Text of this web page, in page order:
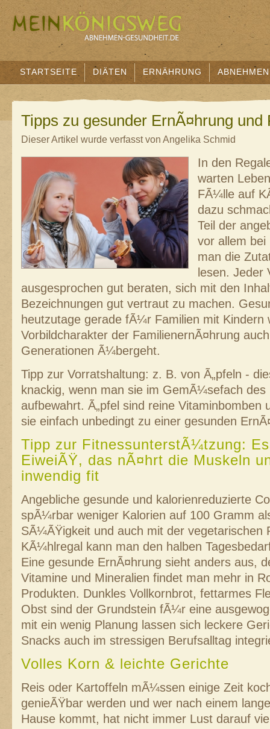
STARTSEITE DIÄTEN ERNÄHRUNG ABNEHMEN
Tipps zu gesunder ErnÃ¤hrung und
Dieser Artikel wurde verfasst von Angelika Schmid
In den
warten
FÃ¼lle auf
dazu
Teil der
vor allem bei
man die
lesen. Jeder
ausgesprochen gut beraten, sich mit den
Bezeichnungen gut vertraut zu machen.
heutzutage gerade fÃ¼r Familien mit Kindern
Vorbildcharakter der FamilienernÃ¤hrung
Generationen Ã¼bergeht.
Tipp zur Vorratshaltung: z. B. von Ã„pfeln -
knackig, wenn man sie im GemÃ¼sefach
aufbewahrt. Ã„pfel sind reine Vitaminbomben
sie einfach unbedingt zu einer gesunden
Tipp zur FitnessunterstÃ¼tzung:
EiweiÃŸ, das nÃ¤hrt die Muskeln
inwendig fit
Angebliche gesunde und kalorienreduzierte
spÃ¼rbar weniger Kalorien auf 100 Gramm
SÃ¼ÃŸigkeit und auch mit der vegetarischen
KÃ¼hlregal kann man den halben
Eine gesunde ErnÃ¤hrung sieht anders aus,
Vitamine und Mineralien findet man mehr in
Produkten. Dunkles Vollkornbrot, fettarmes
Obst sind der Grundstein fÃ¼r eine
mit ein wenig Planung lassen sich leckere
Snacks auch im stressigen Berufsalltag
Volles Korn & leichte Gerichte
Reis oder Kartoffeln mÃ¼ssen einige Zeit
genieÃŸbar werden und wer nach einem
Hause kommt, hat nicht immer Lust darauf